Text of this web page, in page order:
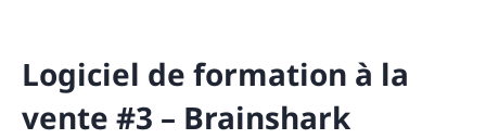
Logiciel de formation à la
vente #3 – Brainshark